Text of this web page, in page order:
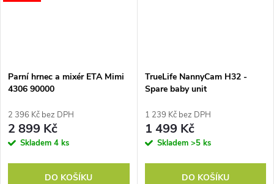
Parní hrnec a mixér ETA Mimi
4306 90000
2 396 Kč bez DPH
2 899 Kč
Skladem 4 ks
DO KOŠÍKU
TrueLife NannyCam H32 -
Spare baby unit
1 239 Kč bez DPH
1 499 Kč
Skladem >5 ks
DO KOŠÍKU